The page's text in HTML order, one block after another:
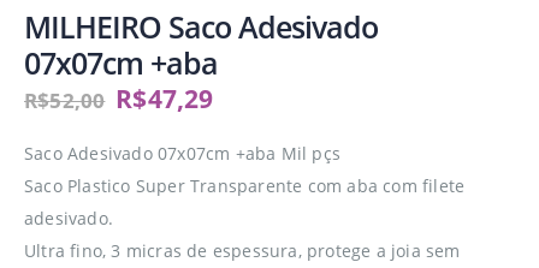
MILHEIRO Saco Adesivado
07x07cm +aba
R$52,00 R$47,29
Saco Adesivado 07x07cm +aba Mil pçs
Saco Plastico Super Transparente com aba com filete
adesivado.
Ultra fino, 3 micras de espessura, protege a joia sem